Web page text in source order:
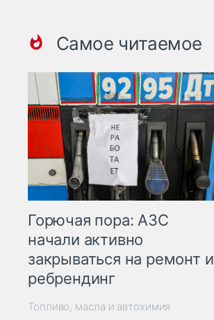
Самое читаемое
Горючая пора: АЗС
начали активно
закрываться на ремонт и
ребрендинг
Топливо, масла и автохимия